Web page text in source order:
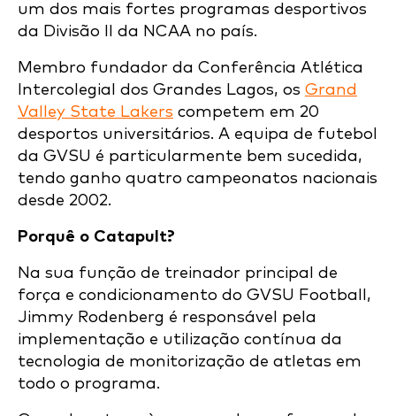
um dos mais fortes programas desportivos
da Divisão II da NCAA no país.
Membro fundador da Conferência Atlética
Intercolegial dos Grandes Lagos, os Grand
Valley State Lakers competem em 20
desportos universitários. A equipa de futebol
da GVSU é particularmente bem sucedida,
tendo ganho quatro campeonatos nacionais
desde 2002.
Porquê o Catapult?
Na sua função de treinador principal de
força e condicionamento do GVSU Football,
Jimmy Rodenberg é responsável pela
implementação e utilização contínua da
tecnologia de monitorização de atletas em
todo o programa.